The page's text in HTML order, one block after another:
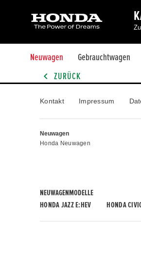
Neuwagen Gebrauchtwagen
ZURÜCK
Kontakt Impressum
Neuwagen
Honda Neuwagen
NEUWAGENMODELLE
HONDA JAZZ E:HEV
HONDA